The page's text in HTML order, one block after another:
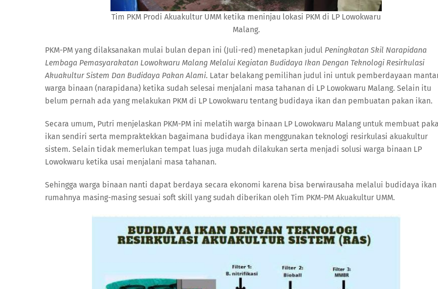
Tim PKM Prodi Akuakultur UMM ketika meninjau lokasi PKM di LP Lowokwaru
Malang.
PKM-PM yang dilaksanakan mulai bulan depan ini (Juli-red) menetapkan judul Peningkatan Skil Narapidana
Lembaga Pemasyarakatan Lowokwaru Malang Melalui Kegiatan Budidaya Ikan Dengan Teknologi Resirkulasi
Akuakultur Sistem Dan Budidaya Pakan Alami. Latar belakang pemilihan judul ini untuk pemberdayaan
warga binaan (narapidana) ketika sudah selesai menjalani masa tahanan di LP Lowokwaru Malang. Selain itu
belum pernah ada yang melakukan PKM di LP Lowokwaru tentang budidaya ikan dan pembuatan pakan ikan.
Secara umum, Putri menjelaskan PKM-PM ini melatih warga binaan LP Lowokwaru Malang untuk membuat
ikan sendiri serta mempraktekkan bagaimana budidaya ikan menggunakan teknologi resirkulasi akuakultur
sistem. Selain tidak memerlukan tempat luas juga mudah dilakukan serta menjadi solusi warga binaan LP
Lowokwaru ketika usai menjalani masa tahanan.
Sehingga warga binaan nanti dapat berdaya secara ekonomi karena bisa berwirausaha melalui budidaya ikan
rumahnya masing-masing sesuai soft skill yang sudah diberikan oleh Tim PKM-PM Akuakultur UMM.